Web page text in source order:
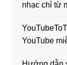
nhạc chỉ từ
YouTube